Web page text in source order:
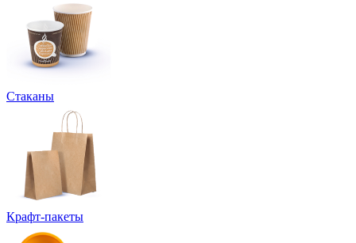
Стаканы
Крафт-пакеты